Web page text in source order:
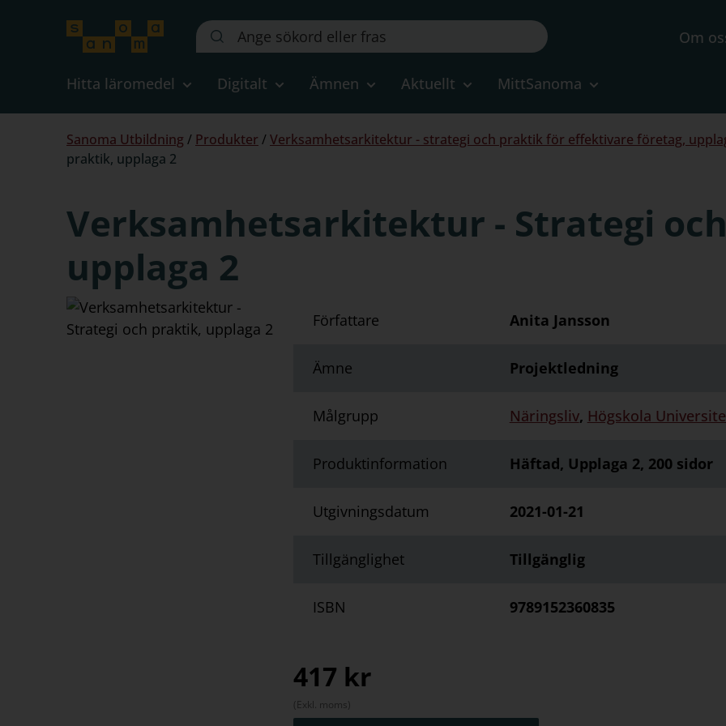
Sök
på
webbplatsen::
Om
Hitta läromedel Digitalt Ämnen Aktuellt MittSanoma
Du
är
Sanoma Utbildning / Produkter /Verksamhetsarkitektur - strategi och praktik för effektivare företag,
praktik, upplaga 2
Verksamhetsarkitektur - Strategi
upplaga 2
Författare Anita Jansson
Ämne Projektledning
Målgrupp Näringsliv, Högskola
Produktinformation Häftad, Upplaga 2, 200 sidor
Utgivningsdatum 2021-01-21
Tillgänglighet Tillgänglig
ISBN 9789152360835
417 kr
(Exkl. moms)